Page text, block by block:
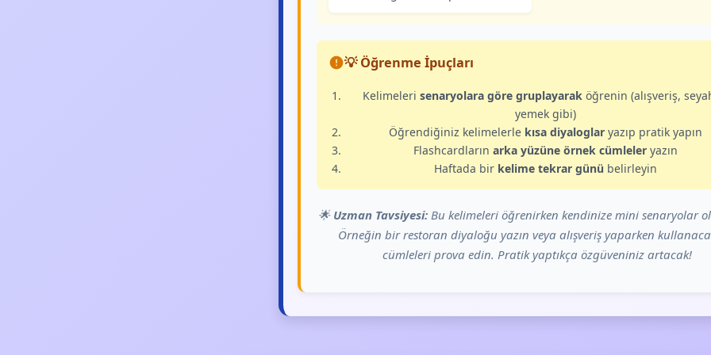
💡 Öğrenme İpuçları
Kelimeleri senaryolara göre gruplayaraköğrenin (alışveriş,
yemek gibi)
Öğrendiğiniz kelimelerle kısa diyaloglaryazıp pratik yapın
Flashcardların arka yüzüne örnek cümleleryazın
Haftada bir kelime tekrar günü belirleyin
🌟 Uzman Tavsiyesi: Bu kelimeleri öğrenirken kendinize mini senaryolar
Örneğin bir restoran diyaloğu yazın veya alışveriş yaparken
cümleleri prova edin. Pratik yaptıkça özgüveniniz artacak!